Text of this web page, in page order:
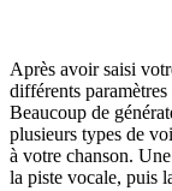
Après avoir saisi
différents
Beaucoup de
plusieurs types de
à votre chanson.
la piste vocale, puis